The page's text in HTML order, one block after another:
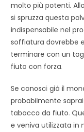
molto più potenti.
si spruzza questa
indispensabile nel
soffiatura dovrebbe
terminare con un
fiuto con forza.
Se conosci già il
probabilmente
tabacco da fiuto.
e veniva utilizzata in